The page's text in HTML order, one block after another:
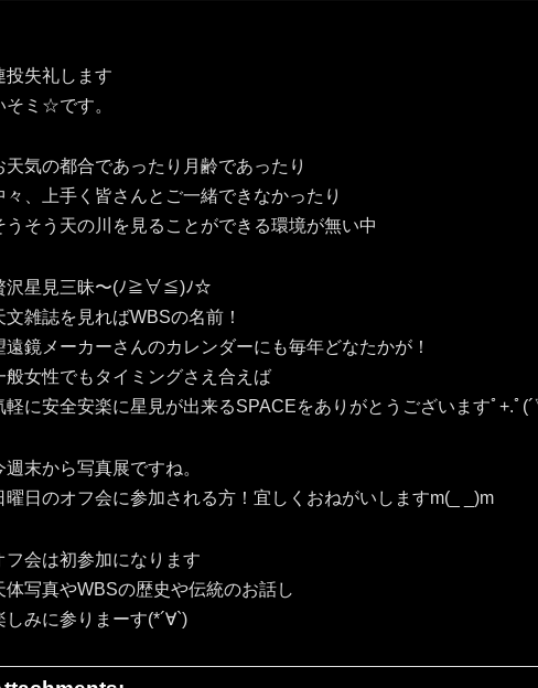
投失礼します
そミ☆です。
天気の都合であったり月齢であったり
々、上手く皆さんとご一緒できなかったり
うそう天の川を見ることができる環境が無い中
沢星見三昧〜(ﾉ≧∀≦)ﾉ☆
文雑誌を見ればWBSの名前！
遠鏡メーカーさんのカレンダーにも毎年どなたかが！
般女性でもタイミングさえ合えば
軽に安全安楽に星見が出来るSPACEをありがとうございますﾟ+.ﾟ
週末から写真展ですね。
曜日のオフ会に参加される方！宜しくおねがいしますm(_ _)m
フ会は初参加になります
体写真やWBSの歴史や伝統のお話し
しみに参りまーす(*´∀`)